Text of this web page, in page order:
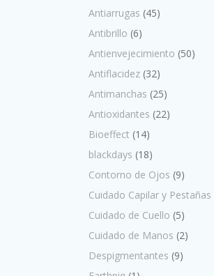
Antiarrugas (45)
Antibrillo (6)
Antienvejecimiento (50)
Antiflacidez (32)
Antimanchas (25)
Antioxidantes (22)
Bioeffect (14)
blackdays (18)
Contorno de Ojos (9)
Cuidado Capilar y Pestañas
Cuidado de Cuello (5)
Cuidado de Manos (2)
Despigmentantes (9)